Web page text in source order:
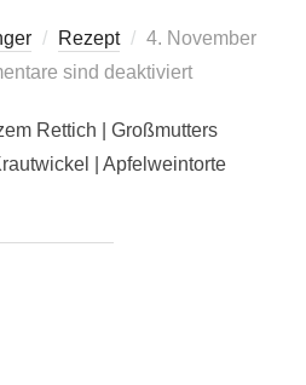
Rezept
Veröffentlicht
am
4. November
sind deaktiviert
Rettich | Großmutters
| Apfelweintorte